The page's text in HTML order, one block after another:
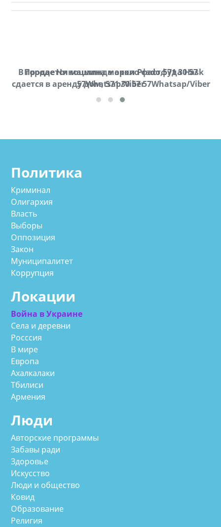
В городе Ниноцминда около фастфуда Hask
cдается в аренду дом, 571 30 57 57Whatsap/Viber
Продается машина марки Prado,571 30 57
57Whatsap/Viber
Политика
Криминал
Олигархия
Власть
Выборы
Оппозиция
Закон
Муниципалитет
Коррупция
Локации
Война в Украине
Села и деревни
Росссия
В мире
Европа
Ахалкалаки
Тбилиси
Армения
Люди
Авторские программы
Забавы ради
Здоровье
Искусство
Люди и общество
Ковид
Образование
Религия